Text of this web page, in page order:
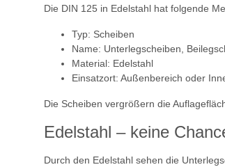
Die DIN 125 in Edelstahl hat folgende
Typ: Scheiben
Name: Unterlegscheiben,
Material: Edelstahl
Einsatzort: Außenbereich oder
Die Scheiben vergrößern die
Edelstahl – keine
Durch den Edelstahl sehen die